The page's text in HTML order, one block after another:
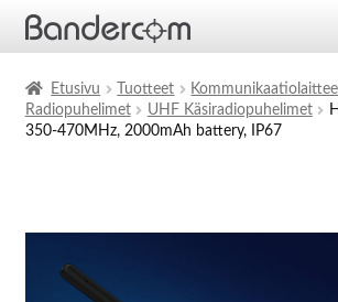
Tuotteet
Palvelut
Etusivu Tuotteet
Radiopuhelimet
UHF Käsiradiopuhelimet
350-470MHz, 2000mAh battery, IP67